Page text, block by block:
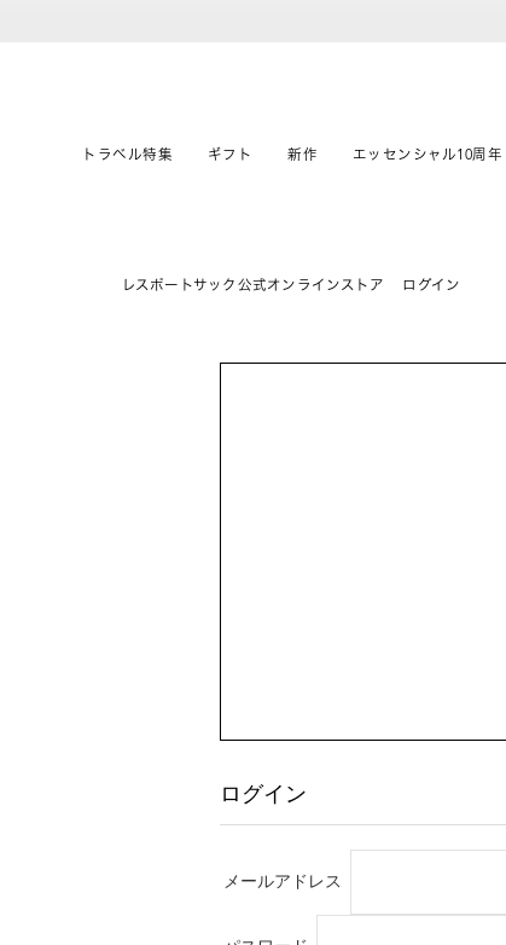
トラベル特集 ギフト 新作 エッセンシャル10周年
レスポートサック公式オンラインストア ログイン
ログイン
メールアドレス